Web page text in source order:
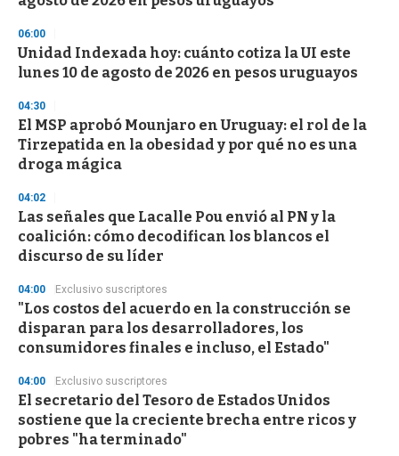
d
s
06:00
Unidad Indexada hoy: cuánto cotiza la UI este
lunes 10 de agosto de 2026 en pesos uruguayos
04:30
El MSP aprobó Mounjaro en Uruguay: el rol de la
Tirzepatida en la obesidad y por qué no es una
droga mágica
04:02
Las señales que Lacalle Pou envió al PN y la
coalición: cómo decodifican los blancos el
discurso de su líder
04:00 Exclusivo suscriptores
"Los costos del acuerdo en la construcción se
disparan para los desarrolladores, los
consumidores finales e incluso, el Estado"
04:00 Exclusivo suscriptores
El secretario del Tesoro de Estados Unidos
sostiene que la creciente brecha entre ricos y
pobres "ha terminado"